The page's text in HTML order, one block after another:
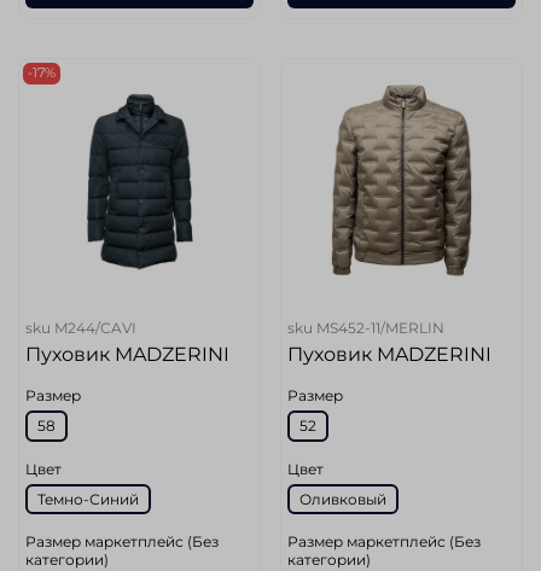
-17%
sku M244/CAVI
Пуховик MADZERINI
Размер
58
Цвет
Темно-Синий
Размер маркетплейс (Без
категории)
sku MS452-11/MERLIN
Пуховик MADZERINI
Размер
52
Цвет
Оливковый
Размер маркетплейс (Без
категории)